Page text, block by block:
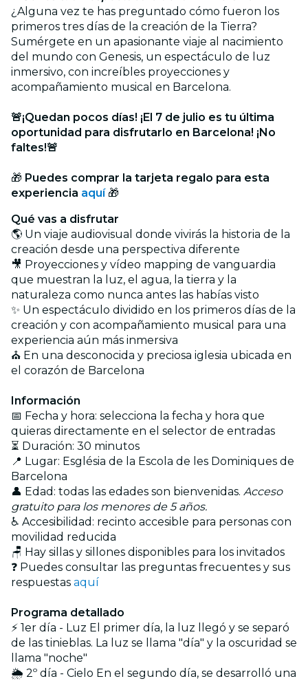
¿Alguna vez te has preguntado cómo fueron los
primeros tres días de la creación de la Tierra?
Sumérgete en un apasionante viaje al nacimiento
del mundo con Genesis, un espectáculo de luz
inmersivo, con increíbles proyecciones y
acompañamiento musical en Barcelona.
🚨¡Quedan pocos días! ¡El 7 de julio es tu última
oportunidad para disfrutarlo en Barcelona! ¡No
faltes!🚨
🎁 Puedes comprar la tarjeta regalo para esta
experiencia aquí🎁
Qué vas a disfrutar
🌎 Un viaje audiovisual donde vivirás la historia de la
creación desde una perspectiva diferente
🎥 Proyecciones y vídeo mapping de vanguardia
que muestran la luz, el agua, la tierra y la
naturaleza como nunca antes las habías visto
✨ Un espectáculo dividido en los primeros días de la
creación y con acompañamiento musical para una
experiencia aún más inmersiva
⛪ En una desconocida y preciosa iglesia ubicada en
el corazón de Barcelona
Información
📅 Fecha y hora: selecciona la fecha y hora que
quieras directamente en el selector de entradas
⏳ Duración: 30 minutos
📍 Lugar: Església de la Escola de les Dominiques de
Barcelona
👤 Edad: todas las edades son bienvenidas. Acceso
gratuito para los menores de 5 años.
♿ Accesibilidad: recinto accesible para personas con
movilidad reducida
🪑 Hay sillas y sillones disponibles para los invitados
❓ Puedes consultar las preguntas frecuentes y sus
respuestas aquí
Programa detallado
⚡ 1er día - Luz El primer día, la luz llegó y se separó
de las tinieblas. La luz se llama "día" y la oscuridad se
llama "noche"
🌦 2º día - Cielo En el segundo día, se desarrolló una